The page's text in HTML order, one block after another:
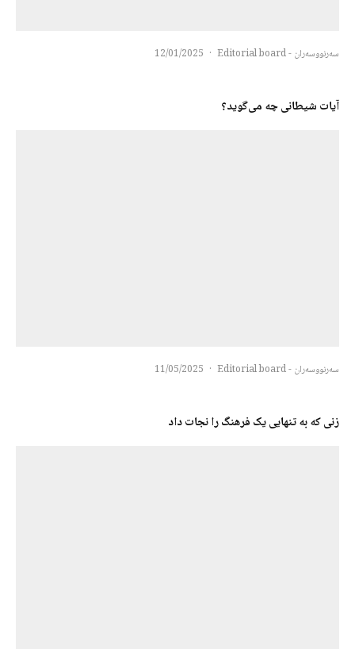
سەرنووسەران - Editorial board ·
12/01/2025
آیات شیطانی چه می‌گوید؟
سەرنووسەران - Editorial board ·
11/05/2025
زنی که به تنهایی یک فرهنگ را نجات داد